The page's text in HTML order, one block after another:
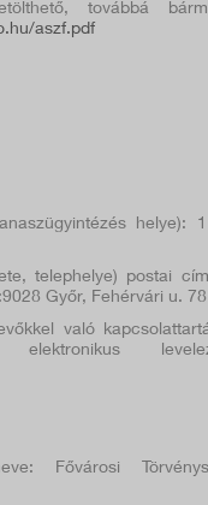
továbbá
aszf.pdf
helye):
telephelye) postai
9028 Győr, Fehérvári u.
való
Fővárosi